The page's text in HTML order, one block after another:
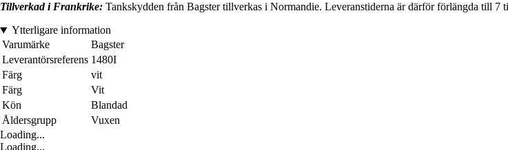
Tillverkad i Frankrike: Tankskydden från Bagster tillverkas i Normandie. Leveranstiderna är därför förlängda till
Ytterligare information
Varumärke
Bagster
Leverantörsreferens 1480I
Färg
vit
Färg
Vit
Kön
Blandad
Åldersgrupp
Vuxen
Loading...
Loading...